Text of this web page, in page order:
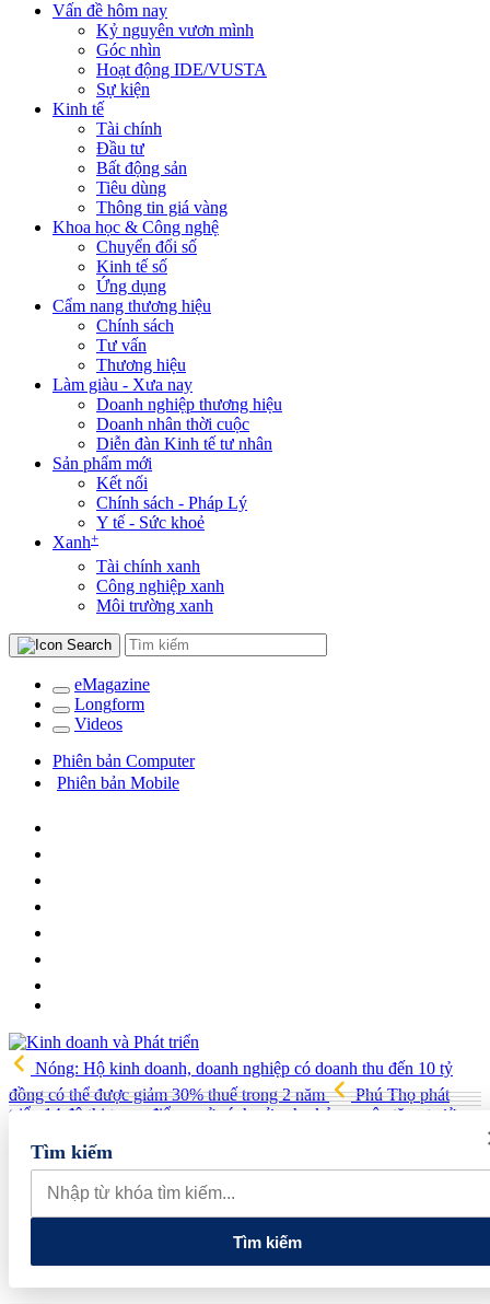
Vấn đề hôm nay
Kỷ nguyên vươn mình
Góc nhìn
Hoạt động IDE/VUSTA
Sự kiện
Kinh tế
Tài chính
Đầu tư
Bất động sản
Tiêu dùng
Thông tin giá vàng
Khoa học & Công nghệ
Chuyển đổi số
Kinh tế số
Ứng dụng
Cẩm nang thương hiệu
Chính sách
Tư vấn
Thương hiệu
Làm giàu - Xưa nay
Doanh nghiệp thương hiệu
Doanh nhân thời cuộc
Diễn đàn Kinh tế tư nhân
Sản phẩm mới
Kết nối
Chính sách - Pháp Lý
Y tế - Sức khoẻ
Xanh+
Tài chính xanh
Công nghiệp xanh
Môi trường xanh
eMagazine
Longform
Videos
Phiên bản Computer
Phiên bản Mobile
Nóng: Hộ kinh doanh, doanh nghiệp có doanh thu đến 10 tỷ
đồng có thể được giảm 30% thuế trong 2 năm
Phú Thọ phát
triển 14 đô thị trọng điểm, mở cánh cửa cho kỷ nguyên tăng trưởng
Vua quạt Trần Đình Tiệp: Từ bán quạt đến TikToker nổi
tiếng và vướng vòng lao lý
Vietnam Sport Show 2026 quy tụ
520 gian hàng, thúc đẩy kết nối ngành thể thao Việt Nam với thế
giới
Thiết kế kiến trúc biểu tượng của Newtown Diamond được
vinh danh tại Dot Property Awards 2026
Tìm kiếm
Tìm kiếm